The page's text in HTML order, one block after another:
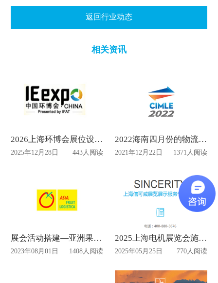
返回行业动态
相关资讯
2026上海环博会展位设计布置动态
2025年12月28日 443人阅读
2022海南四月份的物流展会有哪些内容展示？
2021年12月22日 1371人阅读
展会活动搭建—亚洲果蔬展最新动态
2023年08月01日 1408人阅读
2025上海电机展览会施工搭建
2025年05月25日 770人阅读